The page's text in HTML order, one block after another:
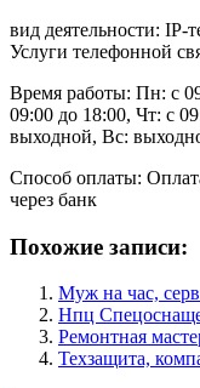
вид деятельности: IP-
Услуги телефонной
Время работы: Пн: с
09:00 до 18:00, Чт: с
выходной, Вс:
Способ оплаты:
через банк
Похожие записи:
Муж на час,
Нпц
Ремонтная
Техзащита,